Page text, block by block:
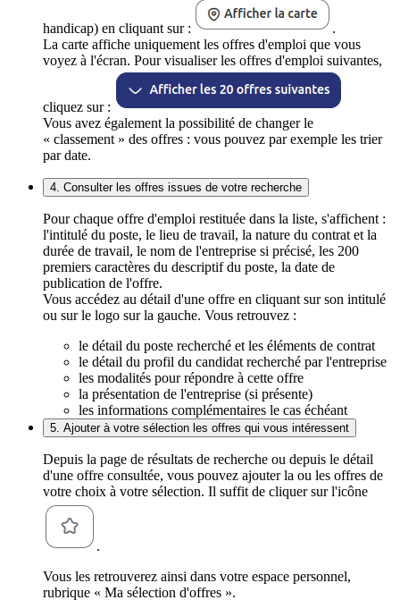
handicap) en cliquant sur :
.
La carte affiche uniquement les offres d'emploi que vous
voyez à l'écran. Pour visualiser les offres d'emploi suivantes,
cliquez sur :
Vous avez également la possibilité de changer le
« classement » des offres : vous pouvez par exemple les trier
par date.
4. Consulter les offres issues de votre recherche
Pour chaque offre d'emploi restituée dans la liste, s'affichent :
l'intitulé du poste, le lieu de travail, la nature du contrat et la
durée de travail, le nom de l'entreprise si précisé, les 200
premiers caractères du descriptif du poste, la date de
publication de l'offre.
Vous accédez au détail d'une offre en cliquant sur son intitulé
ou sur le logo sur la gauche. Vous retrouvez :
le détail du poste recherché et les éléments de contrat
le détail du profil du candidat recherché par l'entreprise
les modalités pour répondre à cette offre
la présentation de l'entreprise (si présente)
les informations complémentaires le cas échéant
5. Ajouter à votre sélection les offres qui vous intéressent
Depuis la page de résultats de recherche ou depuis le détail
d'une offre consultée, vous pouvez ajouter la ou les offres de
votre choix à votre sélection. Il suffit de cliquer sur l'icône
.
Vous les retrouverez ainsi dans votre espace personnel,
rubrique « Ma sélection d'offres ».